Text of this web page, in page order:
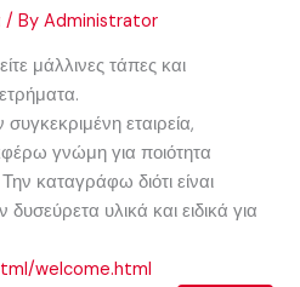
/ ByAdministrator
μάλλινες τάπες και
εταιρεία,
γνώμη για ποιότητα
καταγράφω διότι είναι
υλικά και ειδικά για
welcome.html